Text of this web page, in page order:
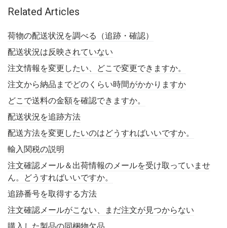
Related Articles
荷物の配送状況を調べる（追跡・確認）
配送状況は反映されていない
注文情報を変更したい、どこで変更できますか。
注文から納品までどのくらい時間がかかりますか
どこで送料の金額を確認できますか。
配送状況を追跡方法
配送方法を変更したいのはどうすればいいですか。
輸入関税の説明
注文確認メール＆出荷情報のメールを受け取っていませ
ん。どうすればいいですか。
追跡番号を取得する方法
注文確認メールがこない、まだ注文が見つからない